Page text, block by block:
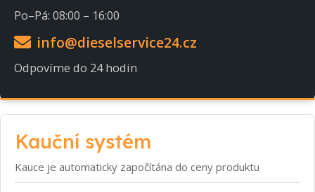
Po–Pá: 08:00 – 16:00
info@dieselservice24.cz
Odpovíme do 24 hodin
Kauční systém
Kauce je automaticky započítána do ceny produktu